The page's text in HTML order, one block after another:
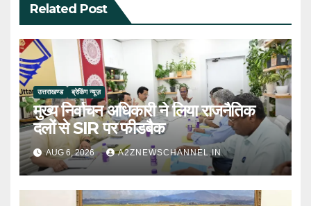
Related Post
उत्तराखण्ड ब्रेकिंग न्यूज़
मुख्य निर्वाचन अधिकारी ने लिया राजनैतिक
दलों से SIR पर फीडबैक
AUG 6, 2026 A2ZNEWSCHANNEL.IN